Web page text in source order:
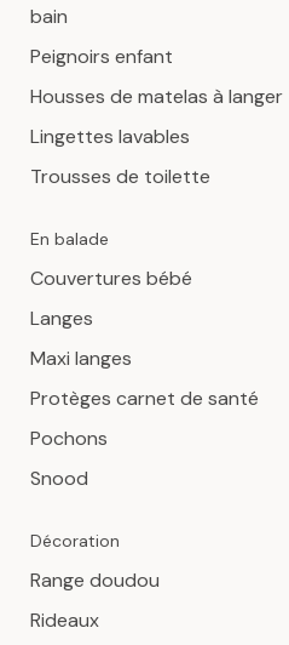
bain
Peignoirs enfant
Housses de matelas à langer
Lingettes lavables
Trousses de toilette
En balade
Couvertures bébé
Langes
Maxi langes
Protèges carnet de santé
Pochons
Snood
Décoration
Range doudou
Rideaux